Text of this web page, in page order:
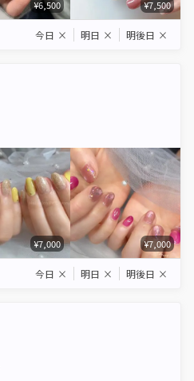
¥6,500 ¥7,500
今日 × 明日 × 明後日 ×
¥7,000 ¥7,000
今日 × 明日 × 明後日 ×